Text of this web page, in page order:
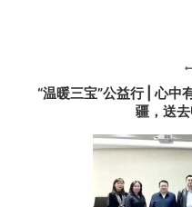
“温暖三宝”公益行 | 心中
疆，送